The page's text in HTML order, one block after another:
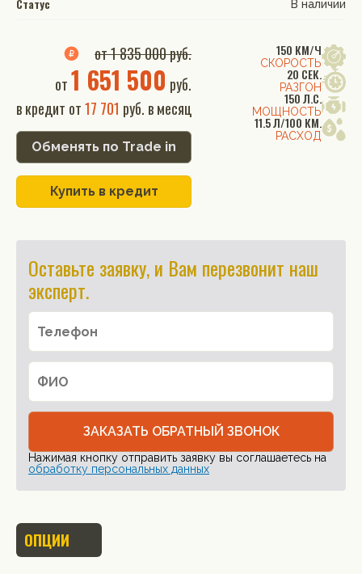
В наличии
150 КМ/Ч
СКОРОСТЬ
20 СЕК.
РАЗГОН
150 Л.С.
МОЩНОСТЬ
11.5 Л/100 КМ.
РАСХОД
от 1 835 000 руб.
от1 651 500 руб.
в кредит от17 701 руб. в месяц
Обменять по Trade in
Купить в кредит
Оставьте заявку, и Вам перезвонит наш
эксперт.
ЗАКАЗАТЬ ОБРАТНЫЙ ЗВОНОК
Нажимая кнопку отправить заявку вы соглашаетесь на
обработку персональных данных
ОПЦИИ